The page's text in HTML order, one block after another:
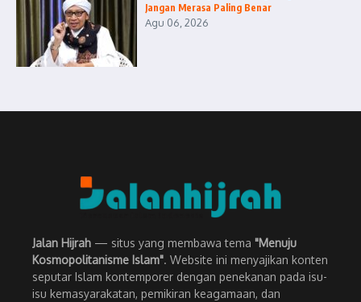
Jangan Merasa Paling Benar
Agu 06, 2026
Jalan Hijrah — situs yang membawa tema "Menuju
Kosmopolitanisme Islam". Website ini menyajikan konten
seputar Islam kontemporer dengan penekanan pada isu-
isu kemasyarakatan, pemikiran keagamaan, dan